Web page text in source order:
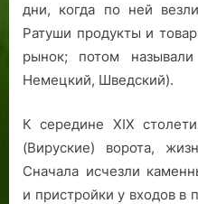
дни, когда по ней
Ратуши продукты и
рынок; потом
Немецкий, Шведский).
К середине ХIХ
(Вируские) ворота,
Сначала исчезли
и пристройки у входов в